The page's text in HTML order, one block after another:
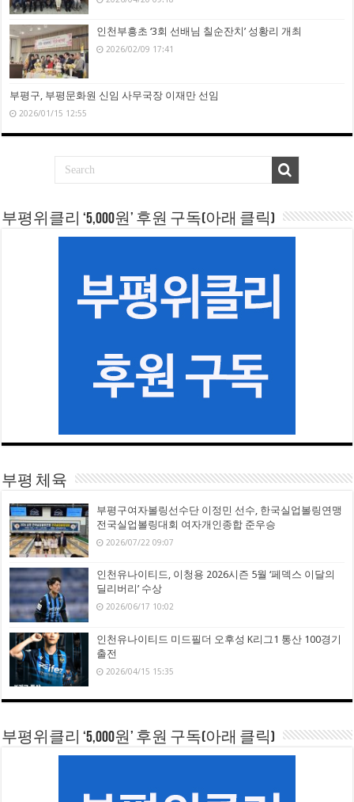
인천부흥초 ‘3회 선배님 칠순잔치’ 성황리 개최
2026/02/09 17:41
부평구, 부평문화원 신임 사무국장 이재만 선임
2026/01/15 12:55
부평위클리 ‘5,000원’ 후원 구독(아래 클릭)
부평 체육
부평구여자볼링선수단 이정민 선수, 한국실업볼링연맹
전국실업볼링대회 여자개인종합 준우승
2026/07/22 09:07
인천유나이티드, 이청용 2026시즌 5월 ‘페덱스 이달의
딜리버리’ 수상
2026/06/17 10:02
인천유나이티드 미드필더 오후성 K리그1 통산 100경기
출전
2026/04/15 15:35
부평위클리 ‘5,000원’ 후원 구독(아래 클릭)